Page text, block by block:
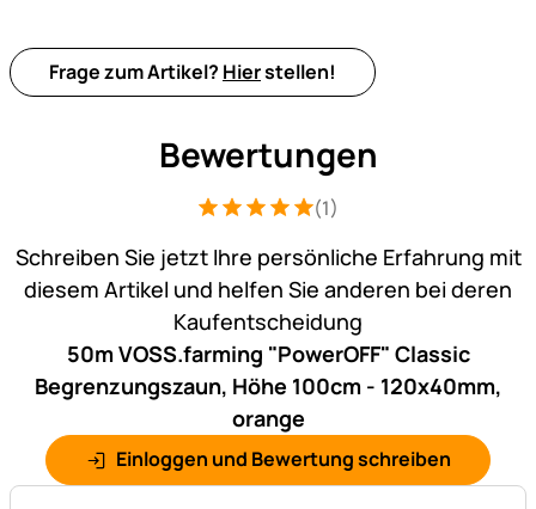
Frage zum Artikel? Hierstellen!
Bewertungen
Bewertung: 5 von 5 (1 Bewertungen)
1 Bewertung(1)
Schreiben Sie jetzt Ihre persönliche Erfahrung mit
diesem Artikel und helfen Sie anderen bei deren
Kaufentscheidung
50m VOSS.farming "PowerOFF" Classic
Begrenzungszaun, Höhe 100cm - 120x40mm,
orange
Einloggen und Bewertung schreiben